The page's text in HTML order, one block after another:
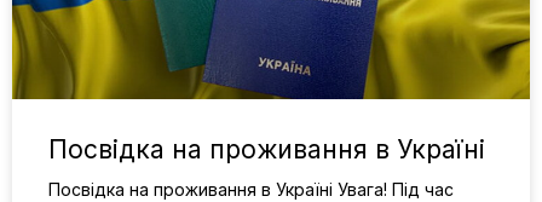
Посвідка на проживання в Україні
Посвідка на проживання в Україні Увага! Під час